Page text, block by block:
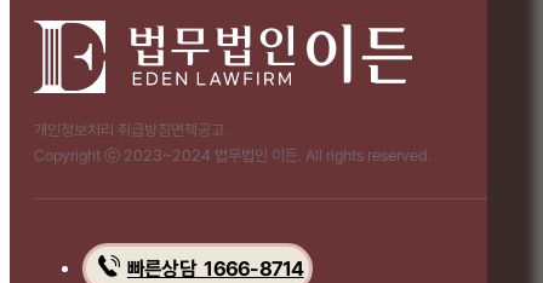
개인정보처리 취급방침 면책공고
Copyright ⓒ 2023~2024 법무법인 이든. All rights reserved.
빠른상담 1666-8714